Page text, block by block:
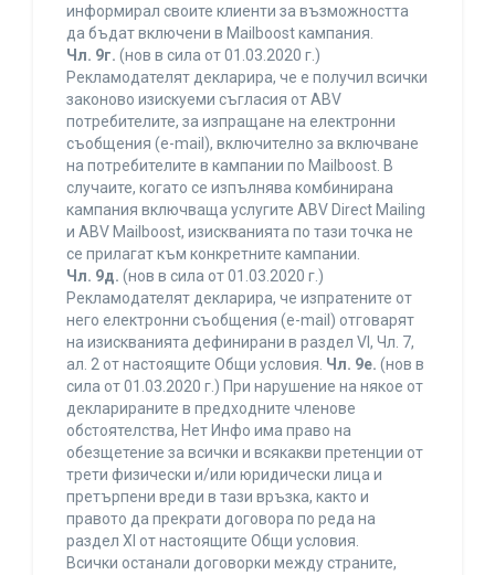
информирал своите клиенти за възможността
да бъдат включени в Mailboost кампания.
Чл. 9г. (нов в сила от 01.03.2020 г.)
Рекламодателят декларира, че е получил всички
законово изискуеми съгласия от ABV
потребителите, за изпращане на електронни
съобщения (e-mail), включително за включване
на потребителите в кампании по Mailboost. В
случаите, когато се изпълнява комбинирана
кампания включваща услугите ABV Direct Mailing
и ABV Mailboost, изискванията по тази точка не
се прилагат към конкретните кампании.
Чл. 9д. (нов в сила от 01.03.2020 г.)
Рекламодателят декларира, че изпратените от
него електронни съобщения (e-mail) отговарят
на изискванията дефинирани в раздел VI, Чл. 7,
ал. 2 от настоящите Общи условия. Чл. 9е. (нов в
сила от 01.03.2020 г.) При нарушение на някое от
декларираните в предходните членове
обстоятелства, Нет Инфо има право на
обезщетение за всички и всякакви претенции от
трети физически и/или юридически лица и
претърпени вреди в тази връзка, както и
правото да прекрати договора по реда на
раздел XI от настоящите Общи условия.
Всички останали договорки между страните,